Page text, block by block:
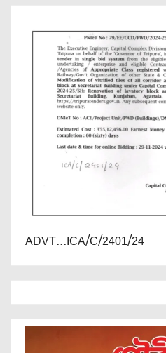
ADVT...ICA/C/2401/24